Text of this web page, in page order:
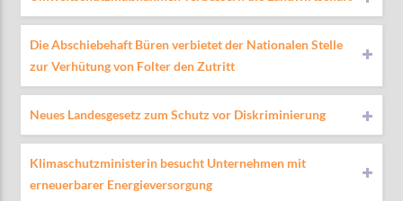
Die Abschiebehaft Büren verbietet der Nationalen Stelle
zur Verhütung von Folter den Zutritt
Neues Landesgesetz zum Schutz vor Diskriminierung
Klimaschutzministerin besucht Unternehmen mit
erneuerbarer Energieversorgung